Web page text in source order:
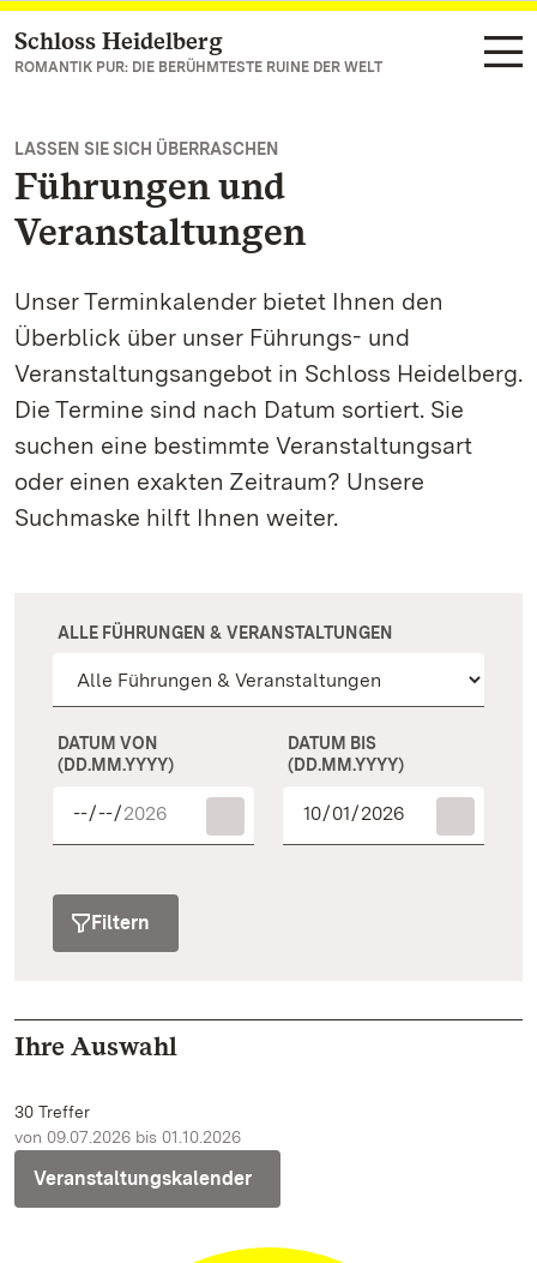
Zum Hauptinhalt springen
Schloss Heidelberg
ROMANTIK PUR: DIE BERÜHMTESTE RUINE DER WELT
LASSEN SIE SICH ÜBERRASCHEN
Führungen und
Veranstaltungen
Unser Terminkalender bietet Ihnen den
Überblick über unser Führungs- und
Veranstaltungsangebot in Schloss Heidelberg.
Die Termine sind nach Datum sortiert. Sie
suchen eine bestimmte Veranstaltungsart
oder einen exakten Zeitraum? Unsere
Suchmaske hilft Ihnen weiter.
ALLE FÜHRUNGEN & VERANSTALTUNGEN
DATUM VON
(DD.MM.YYYY)
DATUM BIS
(DD.MM.YYYY)
Filtern
Ihre Auswahl
30 Treffer
von 09.07.2026 bis 01.10.2026
Veranstaltungskalender